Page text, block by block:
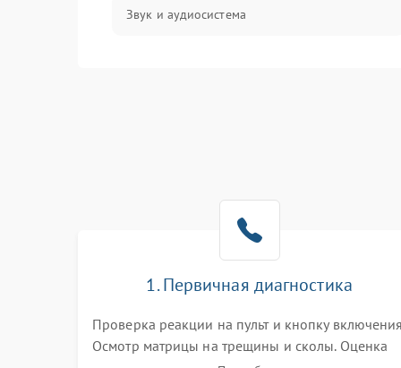
Звук и аудиосистема
Программное обеспечение
Корпус и механика
1. Первичная диагностика
Проверка реакции на пульт и кнопку
Осмотр матрицы на трещины и сколы. Оценка